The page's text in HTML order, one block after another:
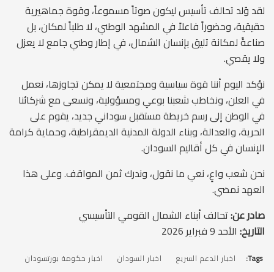
لقد وُلد تحالف تأسيس ليكون صوتاً مسموعاً، وقوة جماهيرية
حقيقية، وحضوراً فاعلاً في المشهد الوطني، لا طلباً لمكان، بل
صناعةً لمكانة تليق بإنسان الشمال، في إطار وطني جامع لا يعزل
ولا يقصي.
نؤكد اليوم أننا قوة سياسية ومجتمعية لا يمكن تجاوزها، نعمل
في العلن، ونخاطب شعبنا بوعي ومسؤولية، ونسعى مع شركائنا
في الوطن إلى رسم خريطة مستقبل سوداني جديد، يقوم على
الحرية، والعدالة، وبناء الدولة المدنية الديمقراطية، وحماية كرامة
الإنسان في كل أقاليم السودان.
نحن شعب واعٍ، نعي ما نقول، وندرك ثمن المواقف. وعلى هذا
العهد نمضي.
صادر عن:تحالف أبناء الشمال القومي التأسيسي
التاريخ: الأحد 9 فبراير 2026
Tags: اخبار الدعم السريع اخبار السودان
اخبار حكومة بورتسودان